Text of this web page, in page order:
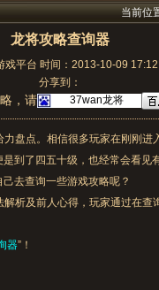
当前位
龙将攻略查询器
戏平台 时间：2013-10-09
分享到：
，请
力盘点。相信很多玩家在刚刚
到了四五十级，也经常会看见
去查询一些游戏攻略呢？
析及前人心得，玩家通过在查
器”！